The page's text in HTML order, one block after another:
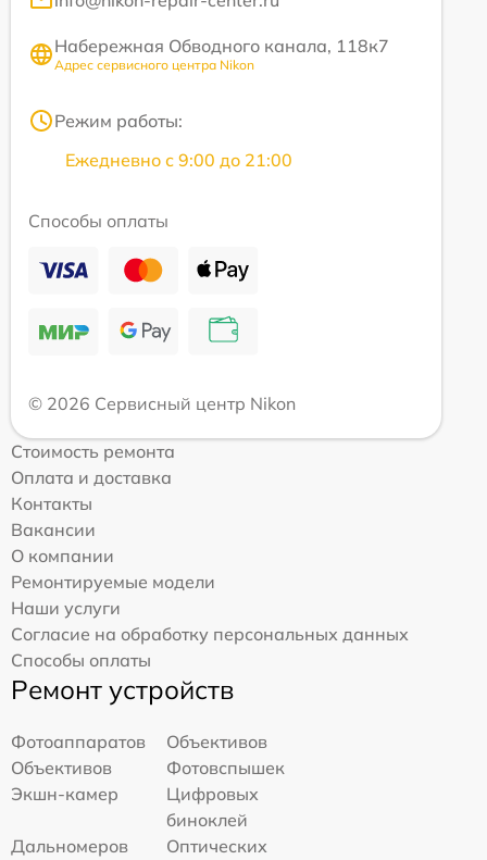
Набережная Обводного канала, 118к7
Адрес сервисного центра Nikon
Режим работы:
Ежедневно с 9:00 до 21:00
Способы оплаты
© 2026 Сервисный центр Nikon
Стоимость ремонта
Оплата и доставка
Контакты
Вакансии
О компании
Ремонтируемые модели
Наши услуги
Согласие на обработку персональных данных
Способы оплаты
Ремонт устройств
Фотоаппаратов
Объективов
Объективов
Фотовспышек
Экшн-камер
Цифровых
биноклей
Дальномеров
Оптических